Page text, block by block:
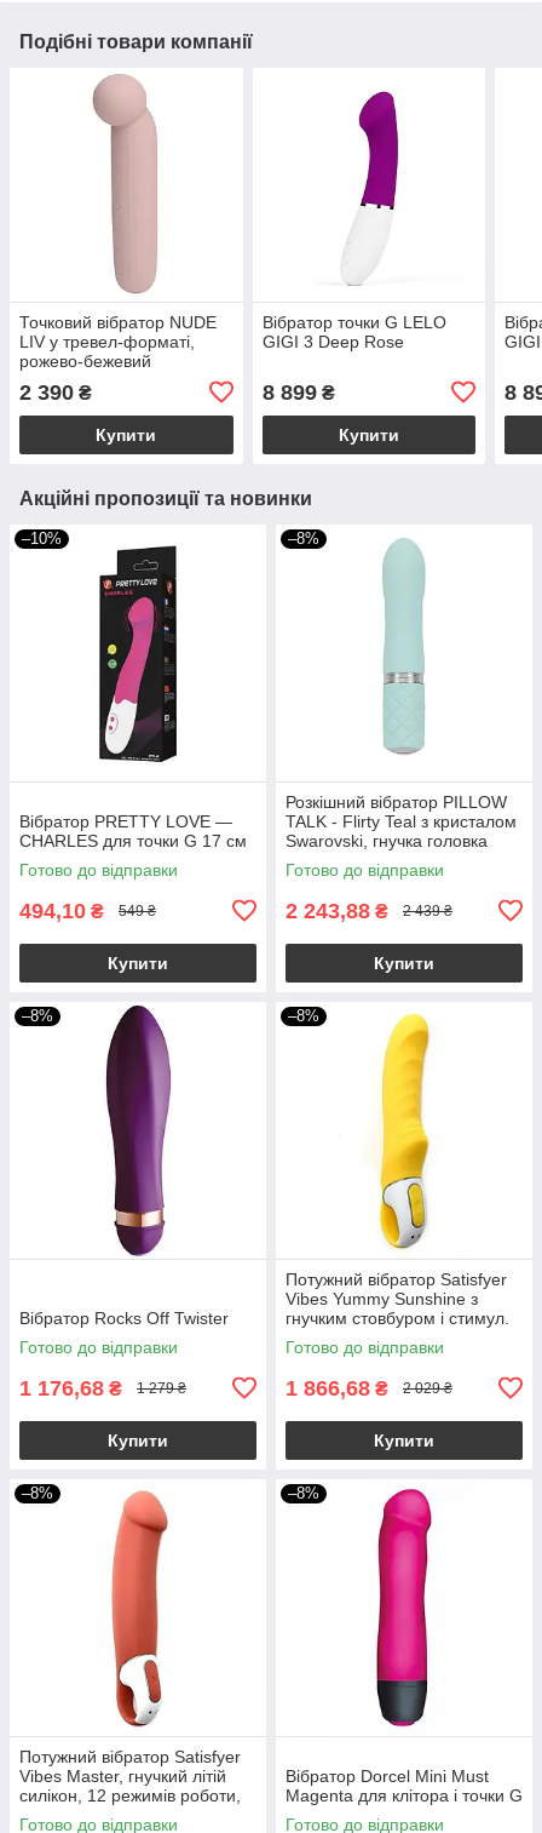
Подібні товари компанії
Точковий вібратор NUDE
LIV у тревел-форматі,
рожево-бежевий
2 390 ₴
Купити
Вібратор точки G LELO
GIGI 3 Deep Rose
8 899₴
Купити
8
Акційні пропозиції та новинки
–10%
Вібратор PRETTY LOVE —
CHARLES для точки G 17 см
Готово до відправки
494,10 ₴ 549 ₴
Купити
–8%
Розкішний вібратор PILLOW
TALK - Flirty Teal з кристалом
Swarovski, гнучка головка
Готово до відправки
2 243,88 ₴ 2 439 ₴
Купити
–8%
Вібратор Rocks Off Twister
Готово до відправки
1 176,68 ₴ 1 279 ₴
Купити
–8%
Потужний вібратор Satisfyer
Vibes Yummy Sunshine з
гнучким стовбуром і стимул.
рельєфом, 12 режимів
Готово до відправки
1 866,68 ₴ 2 029 ₴
Купити
–8%
Потужний вібратор Satisfyer
Vibes Master, гнучкий літій
силікон, 12 режимів роботи,
діаметр 46 мм
Готово до відправки
–8%
Вібратор Dorcel Mini Must
Magenta для клітора і точки G
Готово до відправки